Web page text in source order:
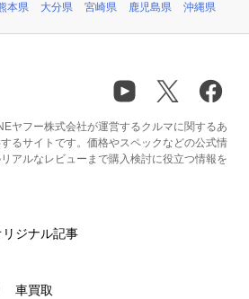
本県 大分県 宮崎県 鹿児島県 沖縄県
ヤフー株式会社が運営するクルマに関するあ
るサイトです。価格やスペックなどの公式情
アルなレビューまで購入検討に役立つ情報を
リジナル記事
車買取